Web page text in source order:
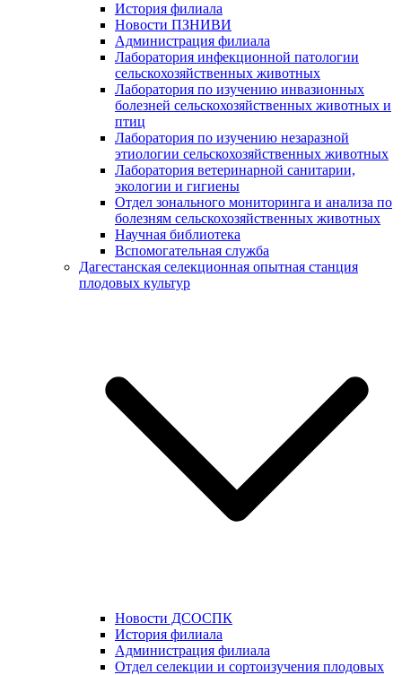
История филиала
Новости ПЗНИВИ
Администрация филиала
Лаборатория инфекционной патологии
сельскохозяйственных животных
Лаборатория по изучению инвазионных
болезней сельскохозяйственных животных и
птиц
Лаборатория по изучению незаразной
этиологии сельскохозяйственных животных
Лаборатория ветеринарной санитарии,
экологии и гигиены
Отдел зонального мониторинга и анализа по
болезням сельскохозяйственных животных
Научная библиотека
Вспомогательная служба
Дагестанская селекционная опытная станция
плодовых культур
Новости ДСОСПК
История филиала
Администрация филиала
Отдел селекции и сортоизучения плодовых